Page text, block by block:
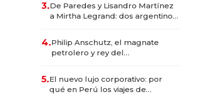
las marcas "fast premium"
3.De Paredes y Lisandro Martínez
a Mirtha Legrand: dos argentinos
4.Philip Anschutz, el magnate
petrolero y rey del
Fénix
5.El nuevo lujo corporativo: por
qué en Perú los viajes de